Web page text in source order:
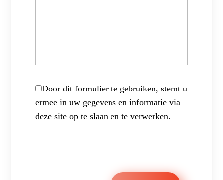
Door dit formulier te gebruiken, stemt u
ermee in uw gegevens en informatie via
deze site op te slaan en te verwerken.